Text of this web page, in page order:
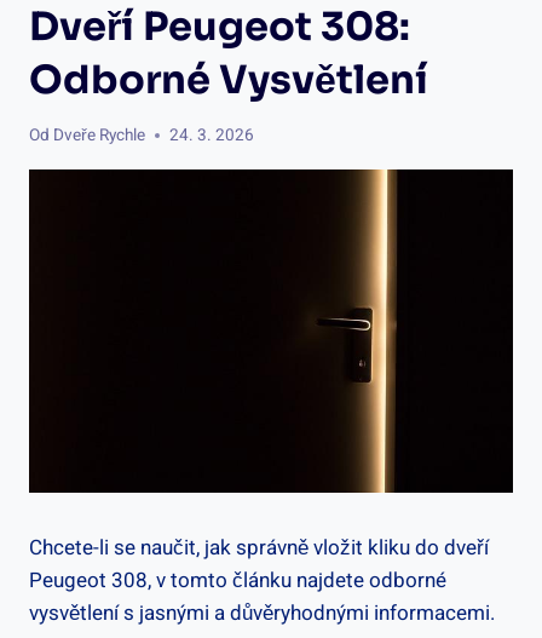
Dveří Peugeot 308:
Odborné Vysvětlení
Od Dveře Rychle 24. 3. 2026
Chcete-li se naučit, ‌jak správně ⁢vložit kliku do dveří
Peugeot 308, v tomto článku najdete odborné
vysvětlení s jasnými a důvěryhodnými informacemi.